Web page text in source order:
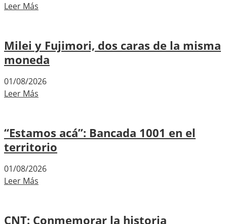
Leer Más
Milei y Fujimori, dos caras de la misma
moneda
01/08/2026
Leer Más
“Estamos acá”: Bancada 1001 en el
territorio
01/08/2026
Leer Más
CNT: Conmemorar la historia